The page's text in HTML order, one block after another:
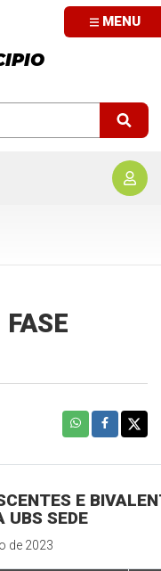
MENU
E
UBS SEDE
de 2023